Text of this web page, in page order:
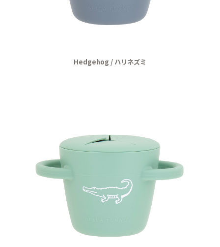
Hedgehog / ハリネズミ